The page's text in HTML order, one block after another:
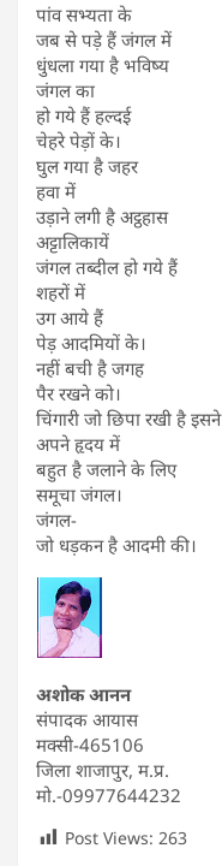
पांव सभ्यता के
जब से पड़े हैं जंगल में
धुंधला गया है भविष्य
जंगल का
हो गये हैं हल्दई
चेहरे पेड़ों के।
घुल गया है जहर
हवा में
उड़ाने लगी है अट्ठहास
अट्टालिकायें
जंगल तब्दील हो गये हैं
शहरों में
उग आये हैं
पेड़ आदमियों के।
नहीं बची है जगह
पैर रखने को।
चिंगारी जो छिपा रखी है इसने
अपने हृदय में
बहुत है जलाने के लिए
समूचा जंगल।
जंगल-
जो धड़कन है आदमी की।
अशोक आनन
संपादक आयास
मक्सी-465106
जिला शाजापुर, म.प्र.
मो.-09977644232
Post Views: 263